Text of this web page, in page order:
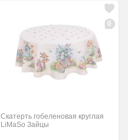
0
Скатерть гобеленовая круглая
LiMaSo Зайцы